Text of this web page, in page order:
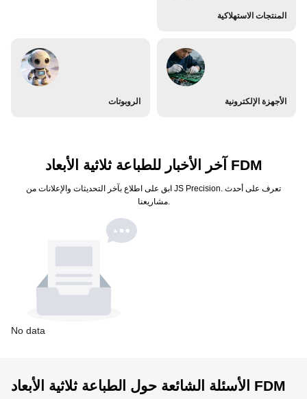
المنتجات الاستهلاكية
الروبوتات الأجهزة الإلكترونية
آخر الأخبار للطباعة ثلاثية الأبعاد FDM
ابق على اطلاع بآخر التحديثات والإعلانات من JS Precision. تعرف على أحدث
مشاريعنا.
No data
الأسئلة الشائعة حول الطباعة ثلاثية الأبعاد FDM